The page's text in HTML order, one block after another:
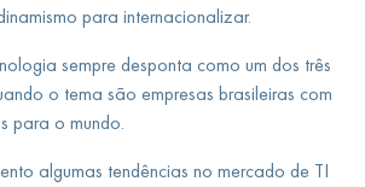
para internacionalizar.
sempre desponta como um dos três
o tema são empresas brasileiras com
para o mundo.
algumas tendências no mercado de TI